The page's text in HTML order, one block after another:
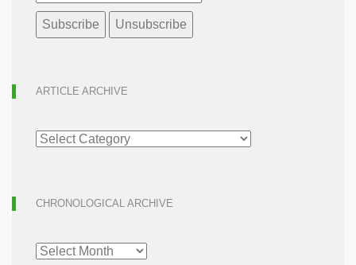
ARTICLE ARCHIVE
ARTICLE
ARCHIVE
CHRONOLOGICAL ARCHIVE
CHRONOLOGICAL
ARCHIVE